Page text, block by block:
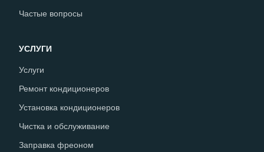
Частые вопросы
УСЛУГИ
Услуги
Ремонт кондиционеров
Установка кондиционеров
Чистка и обслуживание
Заправка фреоном